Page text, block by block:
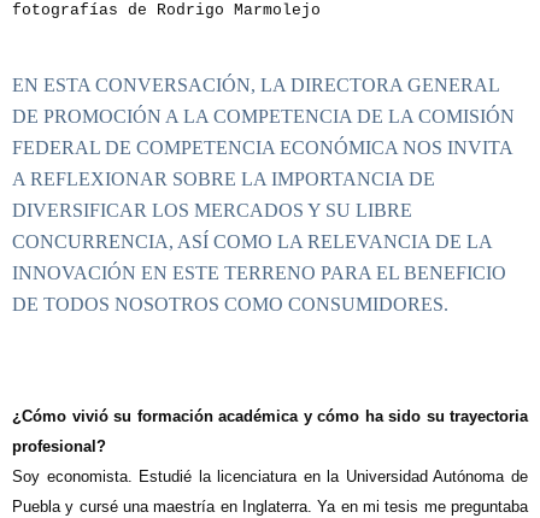
fotografías de Rodrigo Marmolejo
EN ESTA CONVERSACIÓN, LA DIRECTORA GENERAL
DE PROMOCIÓN A LA COMPETENCIA DE LA COMISIÓN
FEDERAL DE COMPETENCIA ECONÓMICA NOS INVITA
A REFLEXIONAR SOBRE LA IMPORTANCIA DE
DIVERSIFICAR LOS MERCADOS Y SU LIBRE
CONCURRENCIA, ASÍ COMO LA RELEVANCIA DE LA
INNOVACIÓN EN ESTE TERRENO PARA EL BENEFICIO
DE TODOS NOSOTROS COMO CONSUMIDORES.
¿Cómo vivió su formación académica y cómo ha sido su trayectoria
profesional?
Soy economista. Estudié la licenciatura en la Universidad Autónoma de
Puebla y cursé una maestría en Inglaterra. Ya en mi tesis me preguntaba